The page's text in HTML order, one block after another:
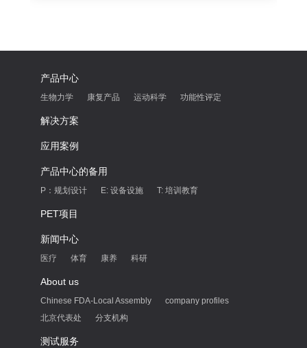
产品中心
生物力学 康复产品 运动科学 功能性评定
解决方案
应用案例
产品中心的备用
P：规划设计 E: 设备设施 T: 培训教育
PET项目
新闻中心
医疗 体育 康养 科研
About us
Chinese FDA-Local Assembly
company profiles
北京代表处
分支机构
测试服务